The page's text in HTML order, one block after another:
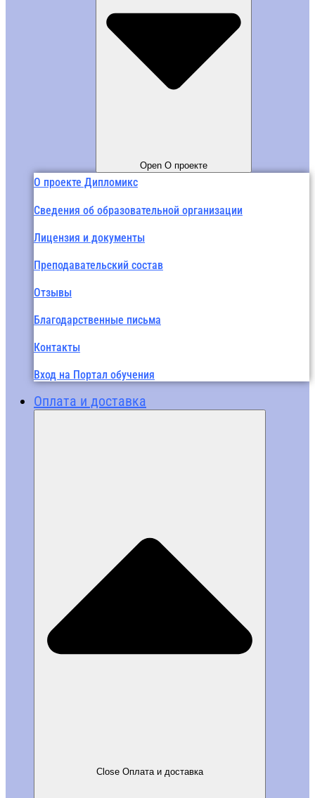
Open О проекте
О проекте Дипломикс
Сведения об образовательной организации
Лицензия и документы
Преподавательский состав
Отзывы
Благодарственные письма
Контакты
Вход на Портал обучения
Оплата и доставка
Close Оплата и доставка